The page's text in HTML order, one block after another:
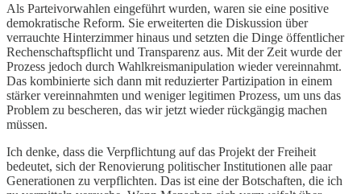
Als Parteivorwahlen eingeführt wurden, waren sie eine positive
demokratische Reform. Sie erweiterten die Diskussion über
verrauchte Hinterzimmer hinaus und setzten die Dinge öffentlicher
Rechenschaftspflicht und Transparenz aus. Mit der Zeit wurde der
Prozess jedoch durch Wahlkreismanipulation wieder vereinnahmt.
Das kombinierte sich dann mit reduzierter Partizipation in einem
stärker vereinnahmten und weniger legitimen Prozess, um uns das
Problem zu bescheren, das wir jetzt wieder rückgängig machen
müssen.
Ich denke, dass die Verpflichtung auf das Projekt der Freiheit
bedeutet, sich der Renovierung politischer Institutionen alle paar
Generationen zu verpflichten. Das ist eine der Botschaften, die ich